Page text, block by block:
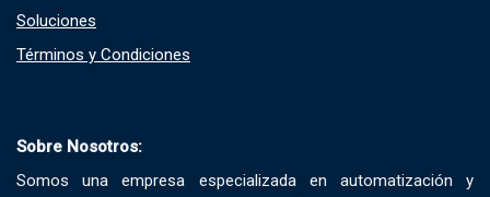
Soluciones​
Términos y Condiciones​
Sobre Nosotros:
Somos una empresa especializada en automatización y